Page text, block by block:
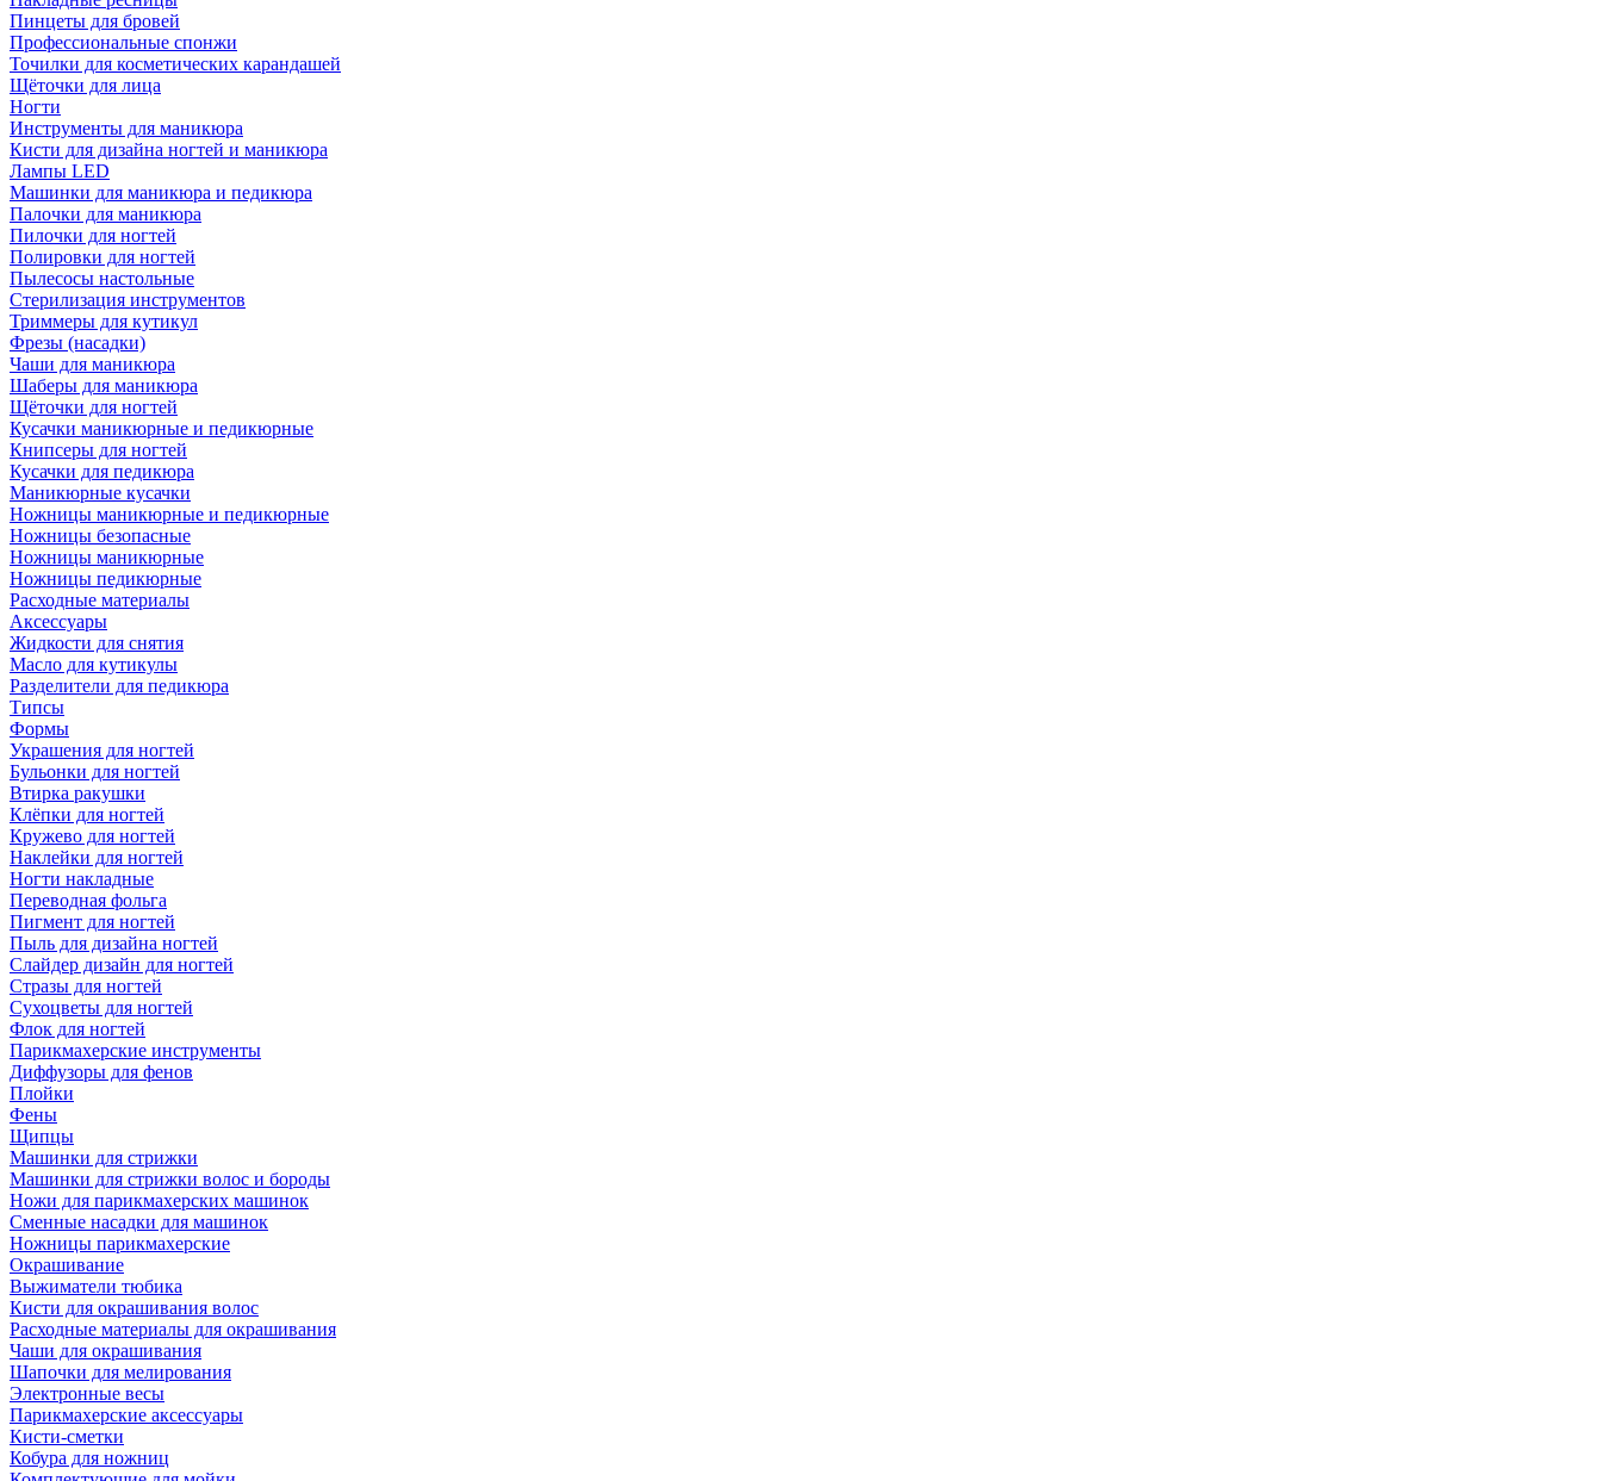
Пинцеты для бровей
Профессиональные спонжи
Точилки для косметических карандашей
Щёточки для лица
Ногти
Инструменты для маникюра
Кисти для дизайна ногтей и маникюра
Лампы LED
Машинки для маникюра и педикюра
Палочки для маникюра
Пилочки для ногтей
Полировки для ногтей
Пылесосы настольные
Стерилизация инструментов
Триммеры для кутикул
Фрезы (насадки)
Чаши для маникюра
Шаберы для маникюра
Щёточки для ногтей
Кусачки маникюрные и педикюрные
Книпсеры для ногтей
Кусачки для педикюра
Маникюрные кусачки
Ножницы маникюрные и педикюрные
Ножницы безопасные
Ножницы маникюрные
Ножницы педикюрные
Расходные материалы
Аксессуары
Жидкости для снятия
Масло для кутикулы
Разделители для педикюра
Типсы
Формы
Украшения для ногтей
Бульонки для ногтей
Втирка ракушки
Клёпки для ногтей
Кружево для ногтей
Наклейки для ногтей
Ногти накладные
Переводная фольга
Пигмент для ногтей
Пыль для дизайна ногтей
Слайдер дизайн для ногтей
Стразы для ногтей
Сухоцветы для ногтей
Флок для ногтей
Парикмахерские инструменты
Диффузоры для фенов
Плойки
Фены
Щипцы
Машинки для стрижки
Машинки для стрижки волос и бороды
Ножи для парикмахерских машинок
Сменные насадки для машинок
Ножницы парикмахерские
Окрашивание
Выжиматели тюбика
Кисти для окрашивания волос
Расходные материалы для окрашивания
Чаши для окрашивания
Шапочки для мелирования
Электронные весы
Парикмахерские аксессуары
Кисти-сметки
Кобура для ножниц